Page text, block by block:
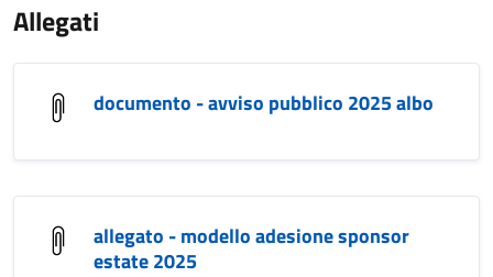
Allegati
documento - avviso pubblico 2025 albo
allegato - modello adesione sponsor
estate 2025